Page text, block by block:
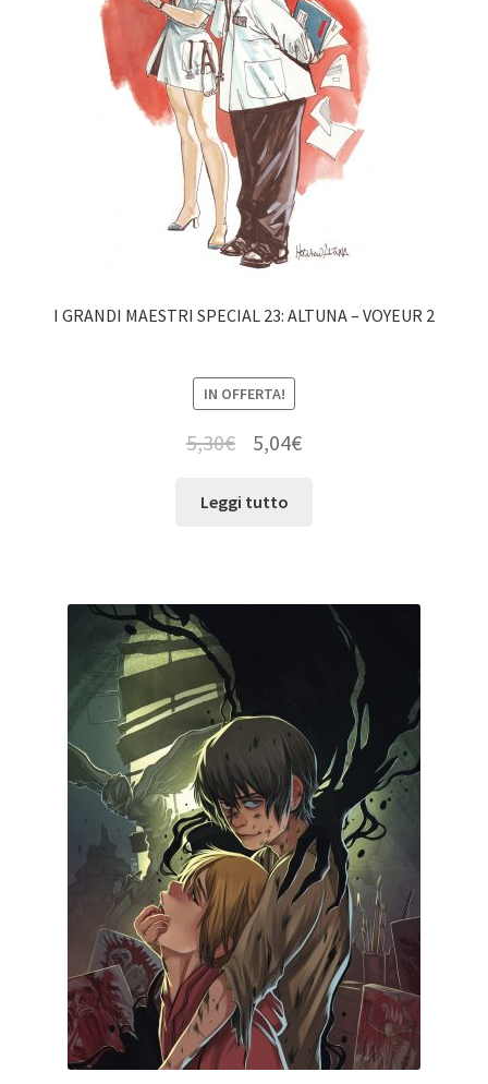
I GRANDI MAESTRI SPECIAL 23: ALTUNA – VOYEUR 2
IN OFFERTA!
5,30€ 5,04€
Leggi tutto